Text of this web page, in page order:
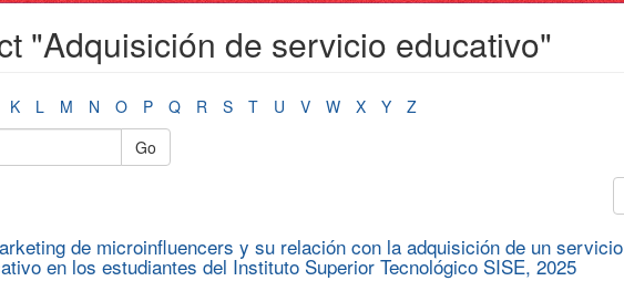
"Adquisición de servicio educativo"
K L M N O P Q R S T U V W X Y
Z
Go
de microinfluencers y su relación con la adquisición de un servicio
en los estudiantes del Instituto Superior Tecnológico SISE, 2025